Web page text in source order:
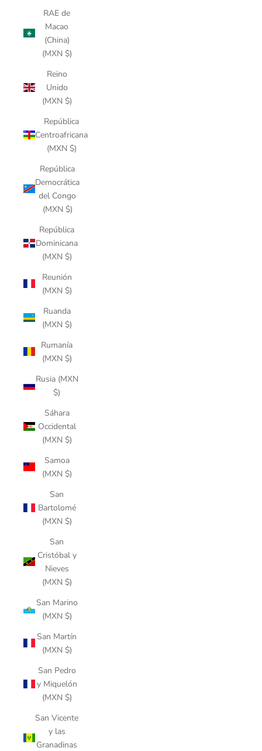
RAE de
Macao
(China)
(MXN $)
Reino
Unido
(MXN $)
República
Centroafricana
(MXN $)
República
Democrática
del Congo
(MXN $)
República
Dominicana
(MXN $)
Reunión
(MXN $)
Ruanda
(MXN $)
Rumanía
(MXN $)
Rusia (MXN
$)
Sáhara
Occidental
(MXN $)
Samoa
(MXN $)
San
Bartolomé
(MXN $)
San
Cristóbal y
Nieves
(MXN $)
San Marino
(MXN $)
San Martín
(MXN $)
San Pedro
y Miquelón
(MXN $)
San Vicente
y las
Granadinas